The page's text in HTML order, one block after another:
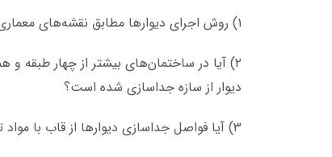
۱) روش اجرای دیوار‌ها مطابق نقشه‌های معماری و اجرایی چیست؟
۲) آیا در ساختمان‌های بیشتر از چهار طبقه
دیوار از سازه جداسازی شده است؟
۳) آیا فواصل جداسازی دیوار‌ها از قاب با مواد تراکم‌پذیر مناسب نظیر پشم سنگ ضد رطوبت پر شده است؟